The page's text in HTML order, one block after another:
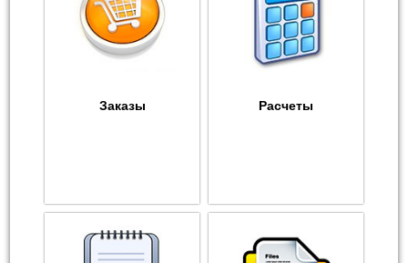
Заказы Расчеты